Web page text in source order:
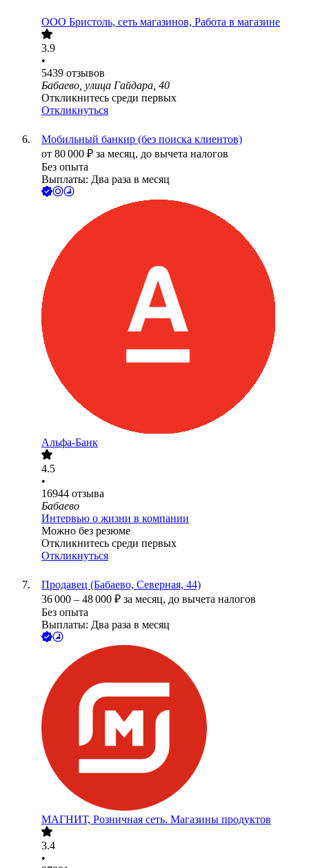
ООО Бристоль, сеть магазинов, Работа в магазине
3.9
•
5439 отзывов
Бабаево, улица Гайдара, 40
Откликнитесь среди первых
Откликнуться
Мобильный банкир (без поиска клиентов)
от 80 000 ₽ за месяц, до вычета налогов
Без опыта
Выплаты: Два раза в месяц
Альфа-Банк
4.5
•
16944 отзыва
Бабаево
Интервью о жизни в компании
Можно без резюме
Откликнитесь среди первых
Откликнуться
Продавец (Бабаево, Северная, 44)
36 000 – 48 000 ₽ за месяц, до вычета налогов
Без опыта
Выплаты: Два раза в месяц
МАГНИТ, Розничная сеть. Магазины продуктов
3.4
•